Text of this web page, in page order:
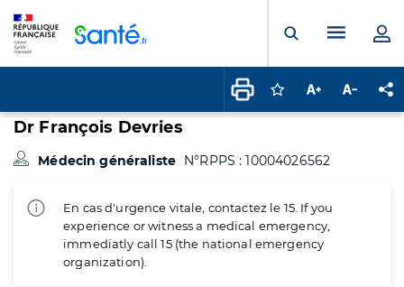
Ouvrir laMenu
Connectez-vous
Augmenter la
Dr François Devries
Médecin généraliste N°RPPS : 10004026562
En cas d'urgence vitale, contactez le 15. If you
experience or witness a medical emergency,
immediatly call 15 (the national emergency
organization).